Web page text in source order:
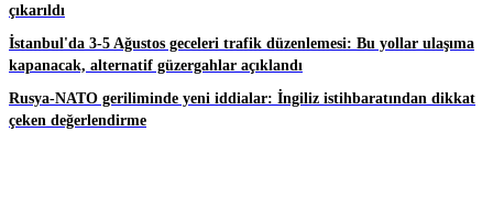
çıkarıldı
İstanbul'da 3-5 Ağustos geceleri trafik düzenlemesi: Bu yollar ulaşıma
kapanacak, alternatif güzergahlar açıklandı
Rusya-NATO geriliminde yeni iddialar: İngiliz istihbaratından dikkat
çeken değerlendirme